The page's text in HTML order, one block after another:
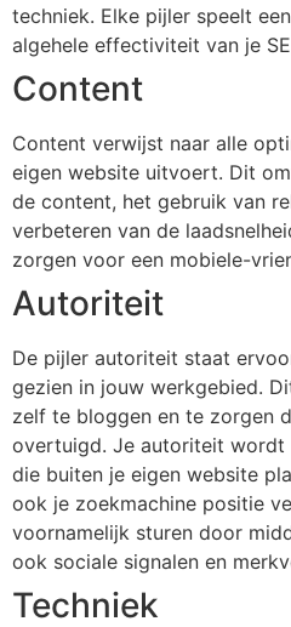
techniek. Elke pijler speelt
algehele effectiviteit van je
Content
Content verwijst naar alle
eigen website uitvoert. Dit
de content, het gebruik van
verbeteren van de
zorgen voor een mobiele-
Autoriteit
De pijler autoriteit staat
gezien in jouw werkgebied.
zelf te bloggen en te zorgen
overtuigd. Je autoriteit wordt
die buiten je eigen website
ook je zoekmachine positie
voornamelijk sturen door
ook sociale signalen en
Techniek